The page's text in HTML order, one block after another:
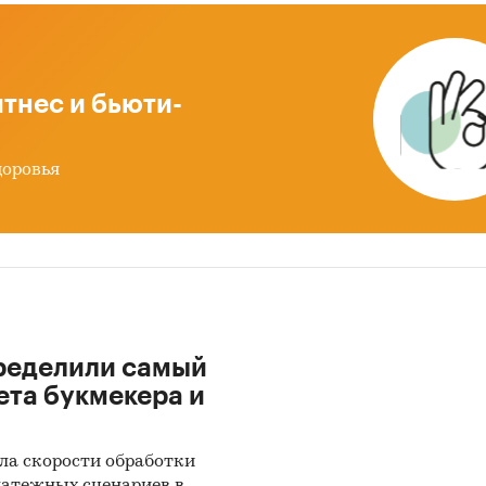
- Плиты, листы, пленка, фольга и полосы или
- Плиты, листы, пленки, фольга пористые из
- Плиты, листы, пленка и полосы или ленты
в разрезе стран, а также динамика
стоимости.
экономического союза: Белоруссии, Армении,
и бьюти-
самый
букмекера и
скорости обработки